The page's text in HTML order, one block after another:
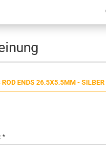
ENDS 26.5X5.5MM -